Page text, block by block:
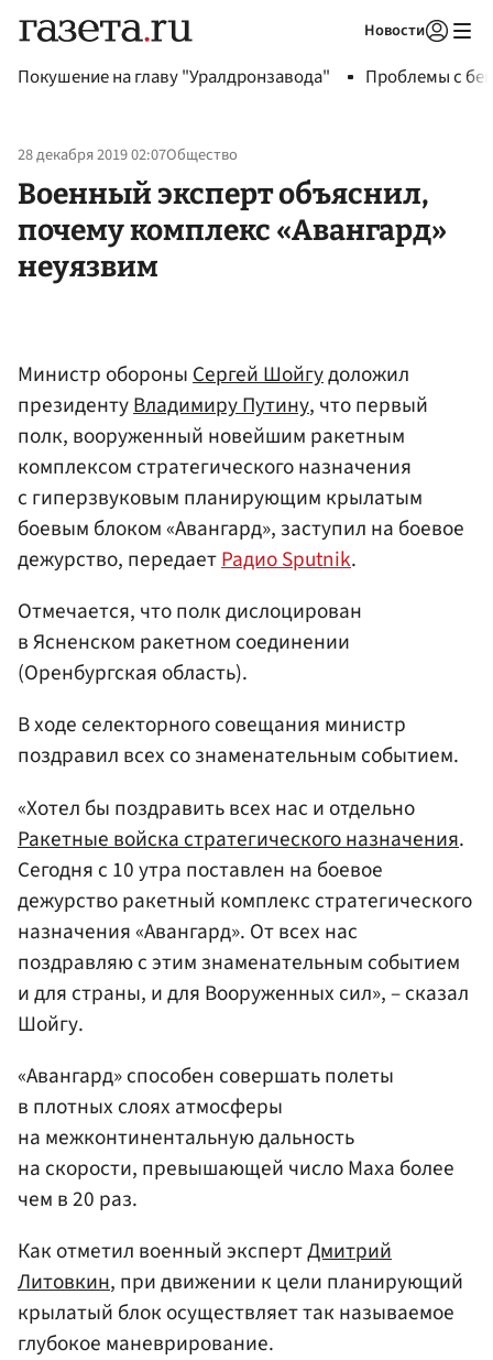
Новости
Покушение на главу "Уралдронзавода" Проблемы с
28 декабря 2019 02:07Общество
Военный эксперт объяснил,
почему комплекс «Авангард»
неуязвим
Министр обороныСергей Шойгудоложил
президентуВладимиру Путину, что первый
полк, вооруженный новейшим ракетным
комплексом стратегического назначения
с гиперзвуковым планирующим крылатым
боевым блоком «Авангард», заступил на боевое
дежурство, передаетРадио Sputnik.
Отмечается, что полк дислоцирован
в Ясненском ракетном соединении
(Оренбургская область).
В ходе селекторного совещания министр
поздравил всех со знаменательным событием.
«Хотел бы поздравить всех нас и отдельно
Ракетные войска стратегического назначения.
Сегодня с 10 утра поставлен на боевое
дежурство ракетный комплекс стратегического
назначения «Авангард». От всех нас
поздравляю с этим знаменательным событием
и для страны, и для Вооруженных сил», – сказал
Шойгу.
«Авангард» способен совершать полеты
в плотных слоях атмосферы
на межконтинентальную дальность
на скорости, превышающей число Маха более
чем в 20 раз.
Как отметил военный экспертДмитрий
Литовкин, при движении к цели планирующий
крылатый блок осуществляет так называемое
глубокое маневрирование.